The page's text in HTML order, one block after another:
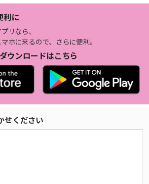
利に
リなら、
ホに来るので、さらに便利。
ダウンロードはこちら
せください